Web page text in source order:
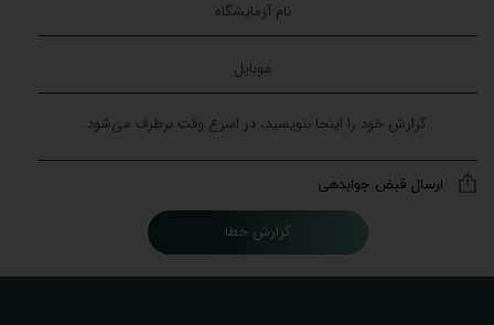
گزارش خطا
ارسال قبض جوابدهی